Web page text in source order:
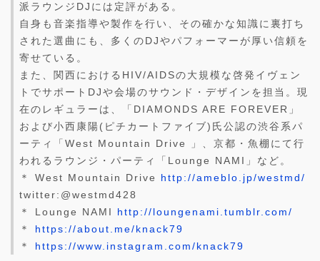
派ラウンジDJには定評がある。
自身も音楽指導や製作を行い、その確かな知識に裏打ち
された選曲にも、多くのDJやパフォーマーが厚い信頼を
寄せている。
また、関西におけるHIV/AIDSの大規模な啓発イヴェン
トでサポートDJや会場のサウンド・デザインを担当。現
在のレギュラーは、「DIAMONDS ARE FOREVER」
および小西康陽(ピチカートファイブ)氏公認の渋谷系パ
ーティ「West Mountain Drive 」、京都・魚棚にて行
われるラウンジ・パーティ「Lounge NAMI」など。
＊ West Mountain Drive http://ameblo.jp/westmd/
twitter:@westmd428
＊ Lounge NAMI http://loungenami.tumblr.com/
＊ https://about.me/knack79
＊ https://www.instagram.com/knack79